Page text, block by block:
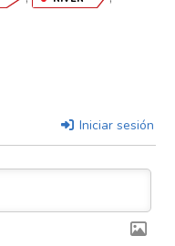
Iniciar sesión